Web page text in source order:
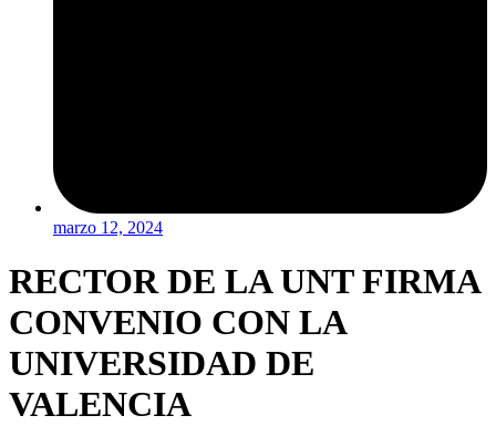
marzo 12, 2024
RECTOR DE LA UNT FIRMA
CONVENIO CON LA
UNIVERSIDAD DE
VALENCIA